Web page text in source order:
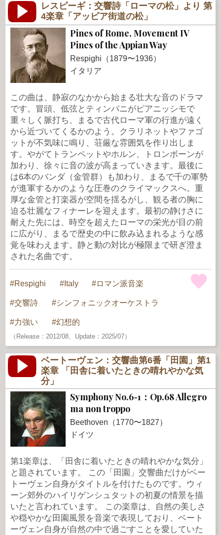
レスピーギ：交響詩「ローマの松」より 第
4楽章「アッピア街道の松」
Pines of Rome, Movement IV
Pines of the Appian Way
Respighi（1879〜1936）
イタリア
この曲は、静寂のなかから始まる壮大な音のドラマ
です。冒頭、低弦とティンパニがピアニッシモで
重々しく脈打ち、まるで古代ローマ軍の行進が遠く
から近づいてくるかのよう。クラリネットやファゴ
ットが不気味に鳴り、荘厳な雰囲気を作り出しま
す。やがてトランペットやホルン、トロンボーンが
加わり、徐々に音の波が高まっていきます。最後に
は6本のバンダ（金管群）も加わり、まるで千の軍勢
が進軍するかのような圧巻のクライマックスへ。重
厚な金管と打楽器が空間を揺るがし、観る者の胸に
迫る壮麗なフィナーレを迎えます。最初の静けさに
耐えた先には、時空を超えたローマの栄光が目の前
に広がり、まるで歴史の中に飲み込まれるような感
覚を味わえます。静と動の対比が極限まで研ぎ澄ま
された名曲です。
Respighi Italy ロマン派音楽
交響詩 シンフォニックオーケストラ
力強い 幻想的
（Release：2012/08、Update：2025/07）
ベートーヴェン：交響曲第6番「田園」第1
楽章 「田舎に着いたときの晴れやかな気
分」
Symphony No.6-1：Op.68 Allegro
ma non troppo
Beethoven（1770〜1827）
ドイツ
第1楽章は、「田舎に着いたときの晴れやかな気分」
と題されています。 この「田園」交響曲だけがベー
トーヴェン自身がタイトルを付けたものです。ウィ
ーン郊外のハイリゲンシュタットの初夏の情景を描
いたと言われています。 この楽章は、自然の美しさ
や穏やかな田園風景を音楽で表現しており、ベート
ーヴェン自身が自然の中で過ごすことを愛していた